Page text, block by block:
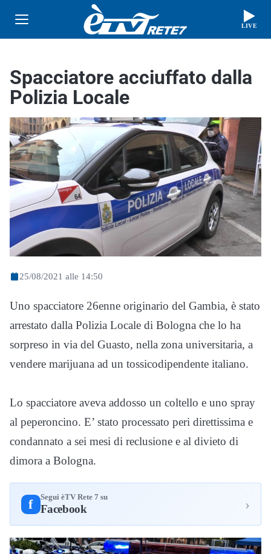
LIVE
Spacciatore acciuffato dalla
Polizia Locale
25/08/2021 alle 14:50
Uno spacciatore 26enne originario del Gambia, è stato
arrestato dalla Polizia Locale di Bologna che lo ha
sorpreso in via del Guasto, nella zona universitaria, a
vendere marijuana ad un tossicodipendente italiano.
Lo spacciatore aveva addosso un coltello e uno spray
al peperoncino. E’ stato processato peri direttissima e
condannato a sei mesi di reclusione e al divieto di
dimora a Bologna.
f Segui èTV Rete 7 su
Facebook ›